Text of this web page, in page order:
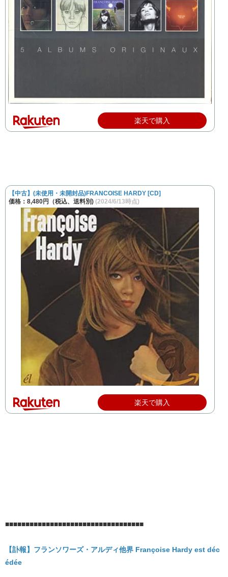
楽天で購入
【中古】(未使用・未開封品)FRANCOISE HARDY [CD]
価格：8,480円（税込、送料別) (2024/6/13時点)
楽天で購入
■■■■■■■■■■■■■■■■■■■■■■■■■■■■■■■■■■
【訃報】フランソワーズ・アルディ他界 Françoise Hardy est déc
édée